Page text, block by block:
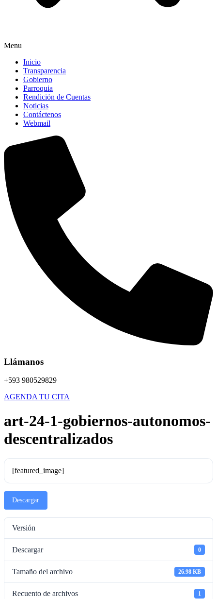
Menu
Inicio
Transparencia
Gobierno
Parroquia
Rendición de Cuentas
Noticias
Contáctenos
Webmail
Llámanos
+593 980529829
AGENDA TU CITA
art-24-1-gobiernos-autonomos-
descentralizados
[featured_image]
Descargar
Versión
Descargar 0
Tamaño del archivo 26.98 KB
Recuento de archivos 1